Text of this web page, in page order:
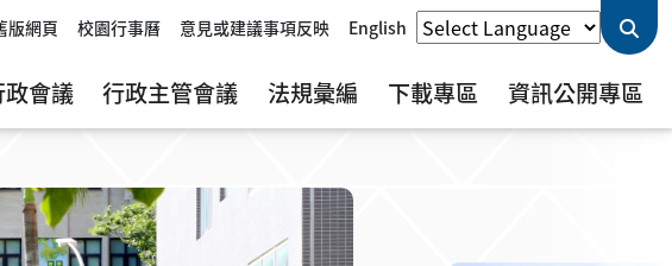
版網頁 校園行事曆 意見或建議事項反映 English
會議 行政主管會議 法規彙編 下載專區 資訊公開專區